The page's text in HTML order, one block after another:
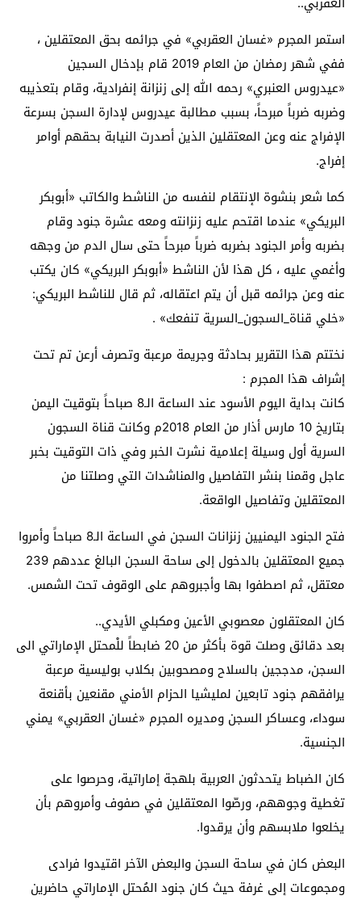
استمر المجرم «غسان العقربي» في جرائمه بحق المعتقلين ،
ففي شهر رمضان من العام 2019 قام بإدخال السجين
«عيدروس العنبري» رحمه الله إلى زنزانة إنفرادية، وقام بتعذيبه
وضربه ضرباً مبرحاً، بسبب مطالبة عيدروس لإدارة السجن بسرعة
الإفراج عنه وعن المعتقلين الذين أصدرت النيابة بحقهم أوامر
إفراج.
كما شعر بنشوة الإنتقام لنفسه من الناشط والكاتب «أبوبكر
البريكي» عندما اقتحم عليه زنزانته ومعه عشرة جنود وقام
بضربه وأمر الجنود بضربه ضرباً مبرحاً حتى سال الدم من وجهه
وأغمي عليه ، كل هذا لأن الناشط «أبوبكر البريكي» كان يكتب
عنه وعن جرائمه قبل أن يتم اعتقاله، ثم قال للناشط البريكي:
«خلي قناة_السجون_السرية تنفعك» .
نختتم هذا التقرير بحادثة وجريمة مرعبة وتصرف أرعن تم تحت
إشراف هذا المجرم :
كانت بداية اليوم الأسود عند الساعة الـ8 صباحاً بتوقيت اليمن
بتاريخ 10 مارس أذار من العام 2018م وكانت قناة السجون
السرية أول وسيلة إعلامية نشرت الخبر وفي ذات التوقيت بخبر
عاجل وقمنا بنشر التفاصيل والمناشدات التي وصلتنا من
المعتقلين وتفاصيل الواقعة.
فتح الجنود اليمنيين زنزانات السجن في الساعة الـ8 صباحاً وأمروا
جميع المعتقلين بالدخول إلى ساحة السجن البالغ عددهم 239
معتقل، ثم اصطفوا بها وأجبروهم على الوقوف تحت الشمس.
كان المعتقلون معصوبي الأعين ومكبلي الأيدي..
بعد دقائق وصلت قوة بأكثر من 20 ضابطاً للْمحتل الإماراتي الى
السجن، مدججين بالسلاح ومصحوبين بكلاب بوليسية مرعبة
يرافقهم جنود تابعين لمليشيا الحزام الأمني مقنعين بأقنعة
سوداء، وعساكر السجن ومديره المجرم «غسان العقربي» يمني
الجنسية.
كان الضباط يتحدثون العربية بلهجة إماراتية، وحرصوا على
تغطية وجوههم، ورصّوا المعتقلين في صفوف وأمروهم بأن
يخلعوا ملابسهم وأن يرقدوا.
البعض كان في ساحة السجن والبعض الآخر اقتيدوا فرادى
ومجموعات إلى غرفة حيث كان جنود المُحتل الإماراتي حاضرين